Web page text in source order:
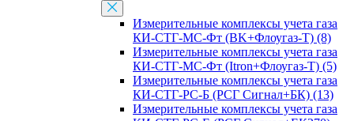
Измерительные комплексы учета газа
КИ-СТГ-МС-Фт (BK+Флоугаз-Т) (8)
Измерительные комплексы учета газа
КИ-СТГ-МС-Фт (Itron+Флоугаз-Т) (5)
Измерительные комплексы учета газа
КИ-СТГ-РС-Б (РСГ Сигнал+БК) (13)
Измерительные комплексы учета газа